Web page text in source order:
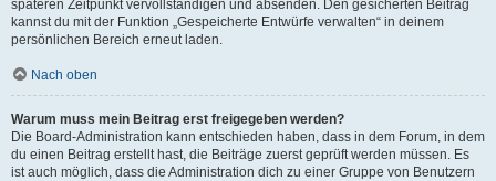
späteren Zeitpunkt vervollständigen und absenden. Den gesicherten Beitrag
kannst du mit der Funktion „Gespeicherte Entwürfe verwalten“ in deinem
persönlichen Bereich erneut laden.
Nach oben
Warum muss mein Beitrag erst freigegeben werden?
Die Board-Administration kann entschieden haben, dass in dem Forum, in dem
du einen Beitrag erstellt hast, die Beiträge zuerst geprüft werden müssen. Es
ist auch möglich, dass die Administration dich zu einer Gruppe von Benutzern